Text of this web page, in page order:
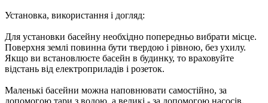
Установка, використання і догляд:
Для установки басейну необхідно попередньо вибрати місце.
Поверхня землі повинна бути твердою і рівною, без ухилу.
Якщо ви встановлюєте басейн в будинку, то враховуйте
відстань від електроприладів і розеток.
Маленькі басейни можна наповнювати самостійно, за